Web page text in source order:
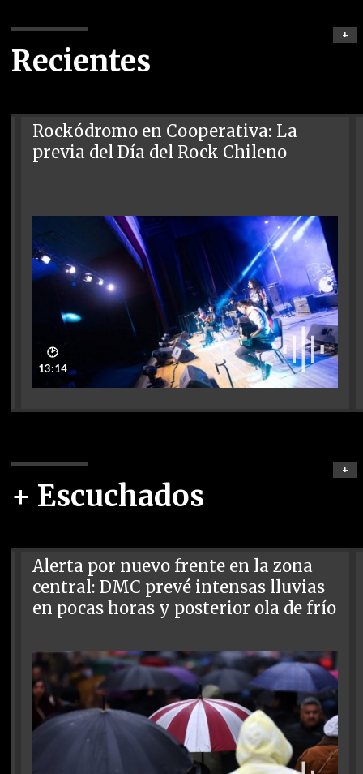
Recientes
+
Rockódromo en Cooperativa: La
previa del Día del Rock Chileno
🕑
13:14
+ Escuchados
+
Alerta por nuevo frente en la zona
central: DMC prevé intensas lluvias
en pocas horas y posterior ola de frío